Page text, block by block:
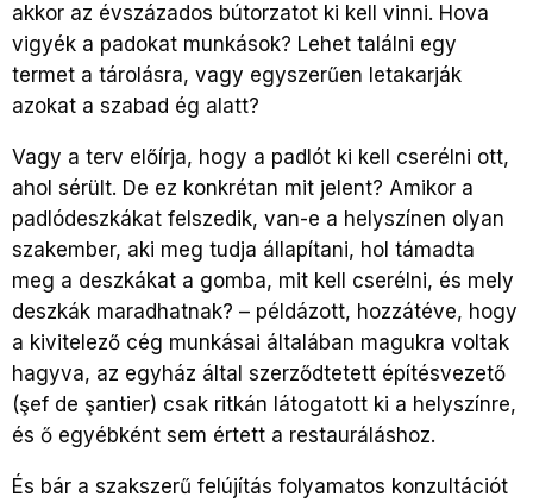
akkor az évszázados bútorzatot ki kell vinni. Hova
vigyék a padokat munkások? Lehet találni egy
termet a tárolásra, vagy egyszerűen letakarják
azokat a szabad ég alatt?
Vagy a terv előírja, hogy a padlót ki kell cserélni ott,
ahol sérült. De ez konkrétan mit jelent? Amikor a
padlódeszkákat felszedik, van-e a helyszínen olyan
szakember, aki meg tudja állapítani, hol támadta
meg a deszkákat a gomba, mit kell cserélni, és mely
deszkák maradhatnak? – példázott, hozzátéve, hogy
a kivitelező cég munkásai általában magukra voltak
hagyva, az egyház által szerződtetett építésvezető
(şef de şantier) csak ritkán látogatott ki a helyszínre,
és ő egyébként sem értett a restauráláshoz.
És bár a szakszerű felújítás folyamatos konzultációt